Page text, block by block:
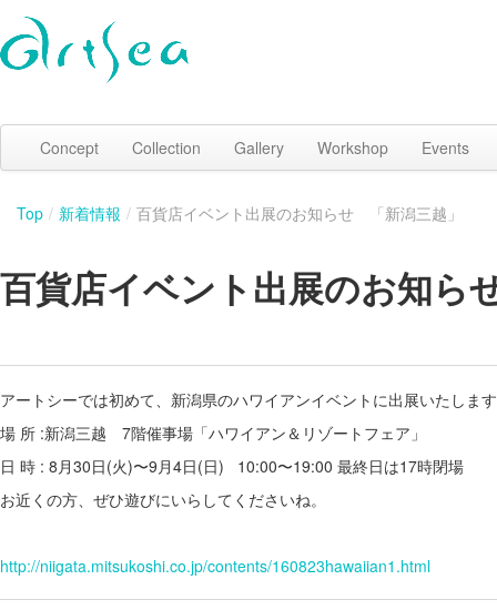
Concept Collection Gallery Workshop Events
Top / 新着情報 / 百貨店イベント出展のお知らせ 「新潟三越」
百貨店イベント出展のお知
アートシーでは初めて、新潟県のハワイアンイベントに出展いたしま
場 所 :新潟三越 7階催事場「ハワイアン＆リゾートフェア」
日 時 : 8月30日(火)〜9月4日(日) 10:00〜19:00 最終日は17時閉場
お近くの方、ぜひ遊びにいらしてくださいね。
http://niigata.mitsukoshi.co.jp/contents/160823hawaiian1.html